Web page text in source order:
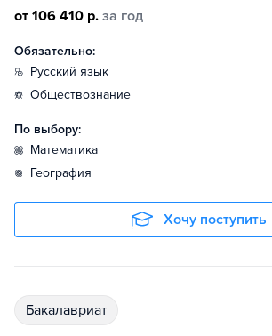
от 106 410 р. за год
Обязательно:
русский язык
обществознание
По выбору:
математика
география
Хочу поступить
бакалавриат